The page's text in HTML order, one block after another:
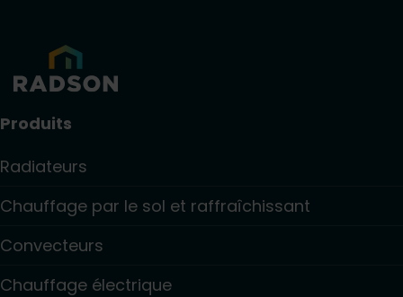
Produits
Radiateurs
Chauffage par le sol et raffraîchissant
Convecteurs
Chauffage électrique